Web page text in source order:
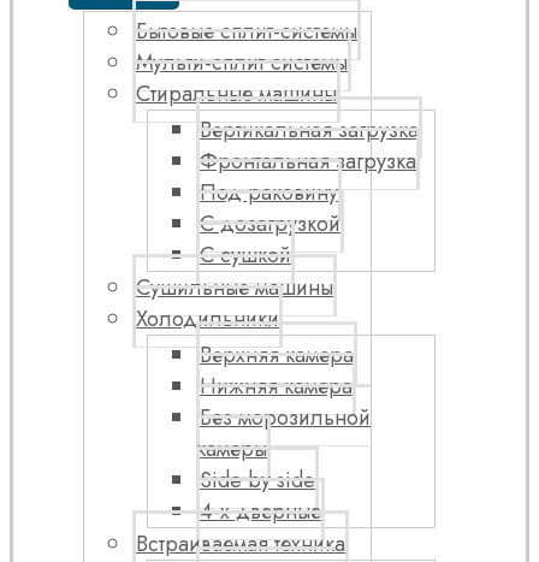
Бытовые сплит-системы
Мульти-сплит системы
Стиральные машины
Вертикальная загрузка
Фронтальная загрузка
Под раковину
С дозагрузкой
С сушкой
Сушильные машины
Холодильники
Верхняя камера
Нижняя камера
Без морозильной
камеры
Side by side
4-х дверные
Встраиваемая техника